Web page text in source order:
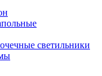
светильники